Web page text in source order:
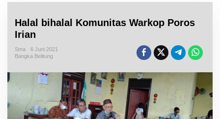
Halal bihalal Komunitas Warkop Poros
Irian
Sma
6 Juni 2021
Bangka Belitung